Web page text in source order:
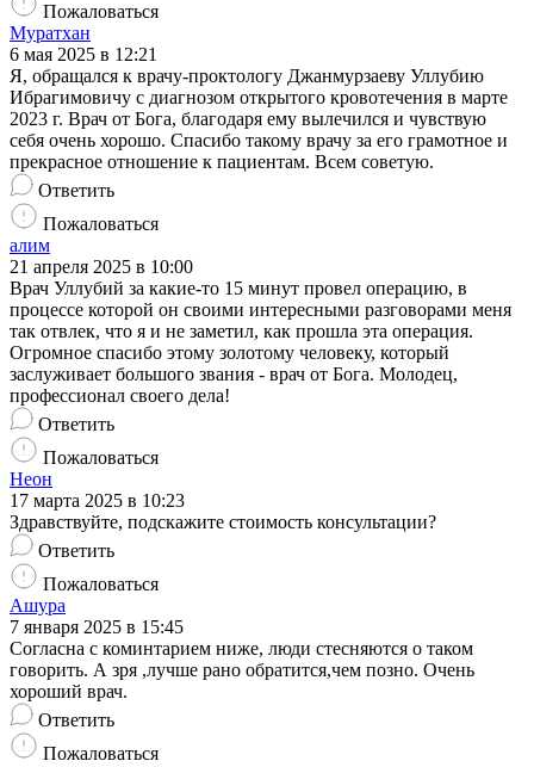
Пожаловаться
Муратхан
6 мая 2025 в 12:21
Я, обращался к врачу-проктологу Джанмурзаеву Уллубию
Ибрагимовичу с диагнозом открытого кровотечения в марте
2023 г. Врач от Бога, благодаря ему вылечился и чувствую
себя очень хорошо. Спасибо такому врачу за его грамотное и
прекрасное отношение к пациентам. Всем советую.
Ответить
Пожаловаться
алим
21 апреля 2025 в 10:00
Врач Уллубий за какие-то 15 минут провел операцию, в
процессе которой он своими интересными разговорами меня
так отвлек, что я и не заметил, как прошла эта операция.
Огромное спасибо этому золотому человеку, который
заслуживает большого звания - врач от Бога. Молодец,
профессионал своего дела!
Ответить
Пожаловаться
Неон
17 марта 2025 в 10:23
Здравствуйте, подскажите стоимость консультации?
Ответить
Пожаловаться
Ашура
7 января 2025 в 15:45
Согласна с коминтарием ниже, люди стесняются о таком
говорить. А зря ,лучше рано обратится,чем позно. Очень
хороший врач.
Ответить
Пожаловаться